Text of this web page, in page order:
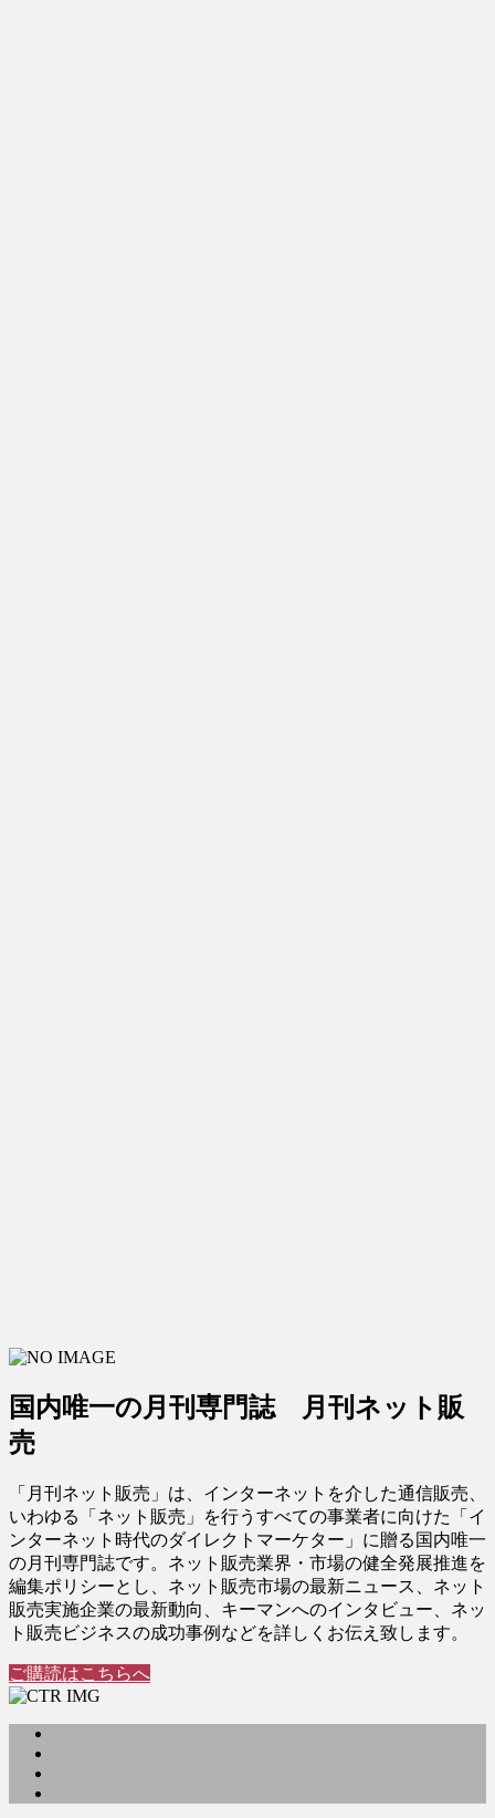
国内唯一の月刊専門誌 月刊ネット販
売
「月刊ネット販売」は、インターネットを介した通信販売、
いわゆる「ネット販売」を行うすべての事業者に向けた「イ
ンターネット時代のダイレクトマーケター」に贈る国内唯一
の月刊専門誌です。ネット販売業界・市場の健全発展推進を
編集ポリシーとし、ネット販売市場の最新ニュース、ネット
販売実施企業の最新動向、キーマンへのインタビュー、ネッ
ト販売ビジネスの成功事例などを詳しくお伝え致します。
ご購読はこちらへ